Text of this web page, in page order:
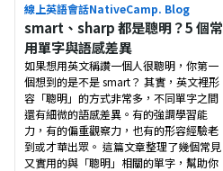
線上英語會話NativeCamp. Blog
smart、sharp 都是聰明？5 個常
用單字與語感差異
如果想用英文稱讚一個人很聰明，你第一
個想到的是不是 smart？ 其實，英文裡形
容「聰明」的方式非常多，不同單字之間
還有細微的語感差異。有的強調學習能
力，有的偏重觀察力，也有的形容經驗老
到或才華出眾。 這篇文章整理了幾個常見
又實用的與「聰明」相關的單字，幫助你